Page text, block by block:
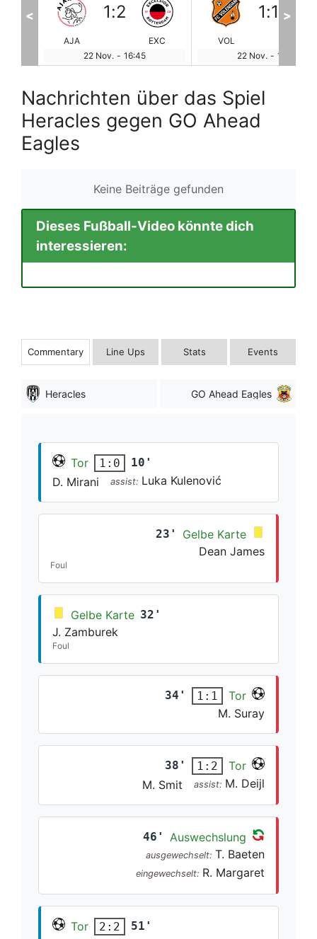
VOL
1:1
TWE
22 Nov. - 16:45
HER
4:2
22 Nov. - 19:00
< >
Nachrichten über das Spiel
Heracles gegen GO Ahead
Eagles
Keine Beiträge gefunden
Dieses Fußball-Video könnte dich
interessieren:
Commentary Line Ups Stats Events
Heracles GO Ahead Eagles
Tor 1:0 10'
D. Mirani assist: Luka Kulenović
23'
Gelbe Karte
Dean James
Foul
Gelbe Karte 32'
J. Zamburek
Foul
34' 1:1
Tor
M. Suray
38' 1:2
Tor
M. Smit
assist: M. Deijl
46' Auswechslung
ausgewechselt: T. Baeten
eingewechselt: R. Margaret
Tor 2:2 51'